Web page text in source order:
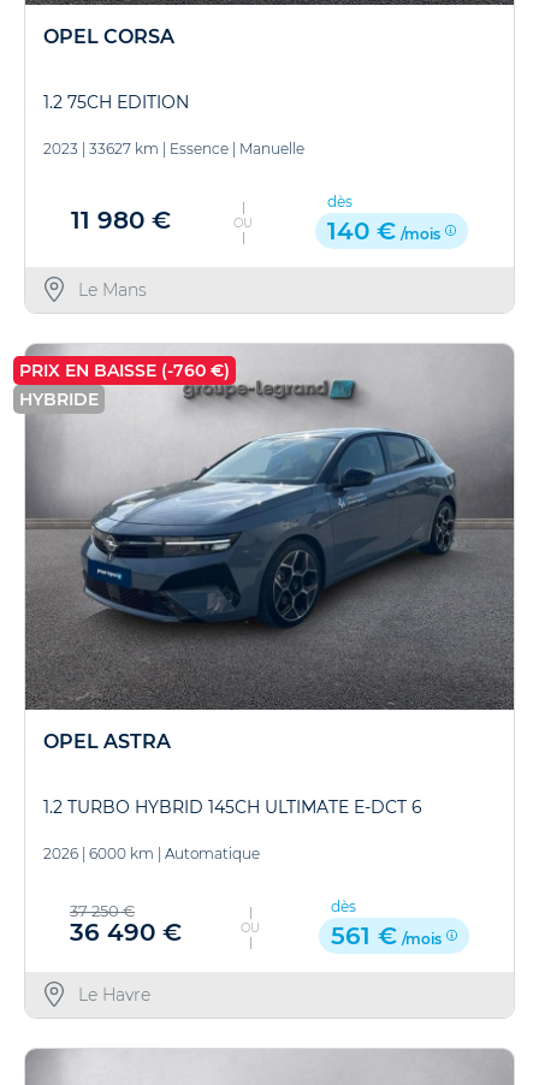
OPEL CORSA
1.2 75CH EDITION
2023 33627 km Essence Manuelle
11 980 € OU
dès
140 € /mois
Le Mans
PRIX EN BAISSE (-760 €)
HYBRIDE
OPEL ASTRA
1.2 TURBO HYBRID 145CH ULTIMATE E-DCT 6
2026 6000 km Automatique
37 250 €
36 490 € OU
dès
561 € /mois
Le Havre